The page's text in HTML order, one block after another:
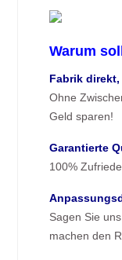
Warum
Fabrik
Ohne
Geld sparen!
Garantierte
100%
Sagen Sie
machen den